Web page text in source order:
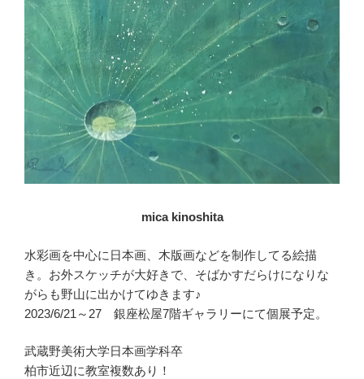
mica kinoshita
水彩画を中心に日本画、木版画などを制作してる絵描
き。お外スケッチが大好きで、そばかすだらけになりな
がらも野山に出かけてゆきます♪
2023/6/21～27 銀座松屋7階ギャラリーにて個展予定。
武蔵野美術大学日本画学科卒
柏市近辺に教室複数あり！